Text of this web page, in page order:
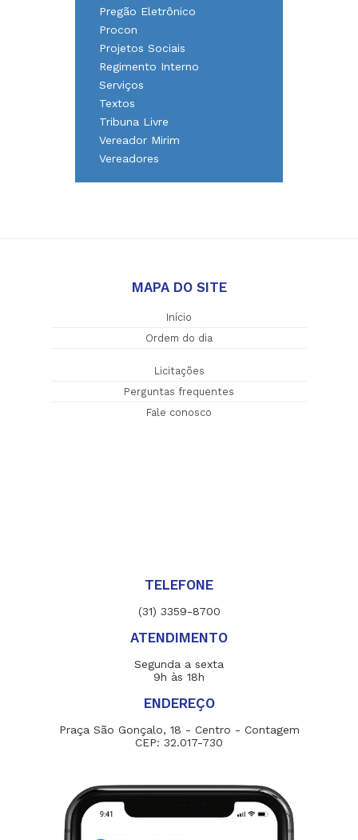
Pregão Eletrônico
Procon
Projetos Sociais
Regimento Interno
Serviços
Textos
Tribuna Livre
Vereador Mirim
Vereadores
MAPA DO SITE
Início
Ordem do dia
Licitações
Perguntas frequentes
Fale conosco
TELEFONE
(31) 3359-8700
ATENDIMENTO
Segunda a sexta
9h às 18h
ENDEREÇO
Praça São Gonçalo, 18 - Centro - Contagem
CEP: 32.017-730